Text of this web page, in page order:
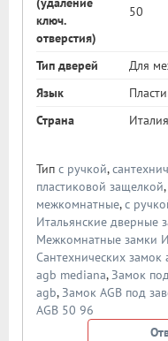
ключ.
отверстия)
50
Тип дверей
Для
Язык
Страна
Италия
Тип с ручкой,
пластиковой защелкой,
межкомнатные,с
Итальянские дверные
Межкомнатные замки
Сантехнических замок
agb mediana,Замок
agb,Замок AGB под
AGB 50 96